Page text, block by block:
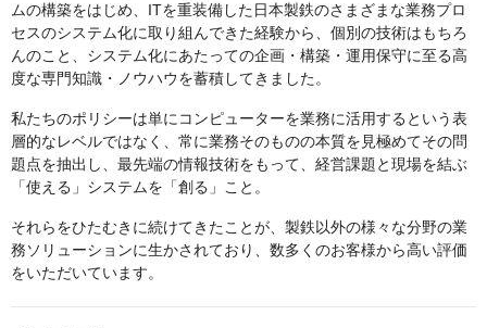
ムの構築をはじめ、ITを重装備した日本製鉄のさまざまな業務プロ
セスのシステム化に取り組んできた経験から、個別の技術はもちろ
んのこと、システム化にあたっての企画・構築・運用保守に至る高
度な専門知識・ノウハウを蓄積してきました。
私たちのポリシーは単にコンピューターを業務に活用するという表
層的なレベルではなく、常に業務そのものの本質を見極めてその問
題点を抽出し、最先端の情報技術をもって、経営課題と現場を結ぶ
「使える」システムを「創る」こと。
それらをひたむきに続けてきたことが、製鉄以外の様々な分野の業
務ソリューションに生かされており、数多くのお客様から高い評価
をいただいています。